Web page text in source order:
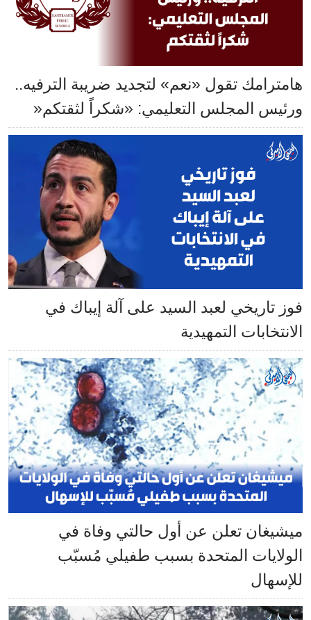
هامترامك تقول «نعم» لتجديد ضريبة الترفيه..
ورئيس المجلس التعليمي: «شكراً لثقتكم«
فوز تاريخي لعبد السيد على آلة إيباك في
الانتخابات التمهيدية
ميشيغان تعلن عن أول حالتي وفاة في
الولايات المتحدة بسبب طفيلي مُسبّب
للإسهال